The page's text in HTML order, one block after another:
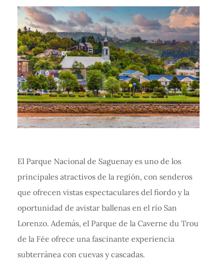
El Parque Nacional de Saguenay es uno de los
principales atractivos de la región, con senderos
que ofrecen vistas espectaculares del fiordo y la
oportunidad de avistar ballenas en el río San
Lorenzo. Además, el Parque de la Caverne du Trou
de la Fée ofrece una fascinante experiencia
subterránea con cuevas y cascadas.